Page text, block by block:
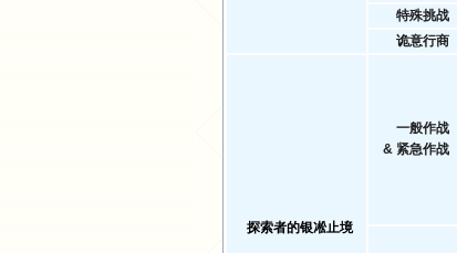
特殊挑战
诡意行商
探索者的银凇止境
一般作战
& 紧急作战